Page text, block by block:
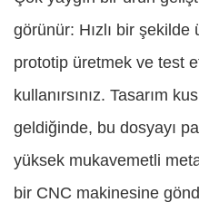
görünür: Hızlı bir
prototip üretmek ve test
kullanırsınız. Tasarım
geldiğinde, bu dosyayı
yüksek mukavemetli
bir CNC makinesine